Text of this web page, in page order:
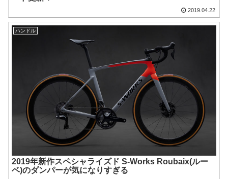
2019.04.22
ハンドル
2019年新作スペシャライズド S-Works Roubaix(ルー
ベ)のダンパーが気になりすぎる